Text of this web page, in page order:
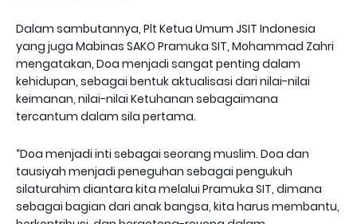
Dalam sambutannya, Plt Ketua Umum JSIT Indonesia
yang juga Mabinas SAKO Pramuka SIT, Mohammad Zahri
mengatakan, Doa menjadi sangat penting dalam
kehidupan, sebagai bentuk aktualisasi dari nilai-nilai
keimanan, nilai-nilai Ketuhanan sebagaimana
tercantum dalam sila pertama.
“Doa menjadi inti sebagai seorang muslim. Doa dan
tausiyah menjadi peneguhan sebagai pengukuh
silaturahim diantara kita melalui Pramuka SIT, dimana
sebagai bagian dari anak bangsa, kita harus membantu,